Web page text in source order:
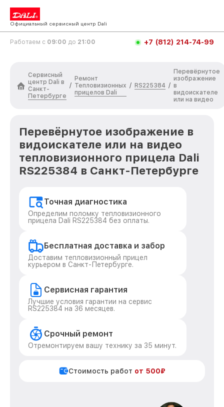
Официальный сервисный центр Dali
Работаем с 09:00 до 21:00 +7 (812) 214-74-99
Сервисный
центр Dali в
Санкт-
Петербурге
/
Ремонт
Тепловизионных
прицелов Dali
/ RS225384 /
Перевёрнутое
изображение
в
видоискателе
или на видео
Перевёрнутое изображение в
видоискателе или на видео
тепловизионного прицела Dali
RS225384 в Санкт-Петербурге
Точная диагностика
Определим поломку тепловизионного
прицела Dali RS225384 без оплаты.
Бесплатная доставка и забор
Доставим тепловизионный прицел
курьером в Санкт-Петербурге.
Сервисная гарантия
Лучшие условия гарантии на сервис
RS225384 на 36 месяцев.
Срочный ремонт
Отремонтируем вашу технику за 35 минут.
Стоимость работ от 500₽